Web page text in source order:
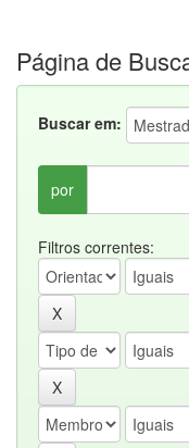
Página de
Buscar em:
por
Filtros correntes: